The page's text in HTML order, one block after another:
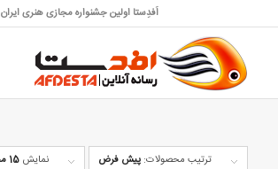
اَفدِستا اولین جشنواره مجازی هنری ایران
ترتیب محصولات: پیش فرض نمایش 15 محصول در هر صفحه